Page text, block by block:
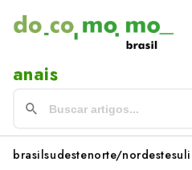
anais
brasilsudestenorte/nordestesul